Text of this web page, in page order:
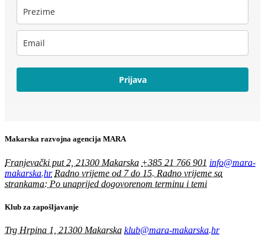
Prijava
Makarska razvojna agencija MARA
Franjevački put 2, 21300 Makarska +385 21 766 901 info@mara-
makarska.hr Radno vrijeme od 7 do 15. Radno vrijeme sa
strankama: Po unaprijed dogovorenom terminu i temi
Klub za zapošljavanje
Trg Hrpina 1, 21300 Makarska klub@mara-makarska.hr